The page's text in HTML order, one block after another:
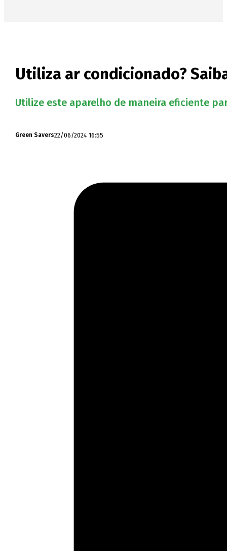
Utiliza ar condicionado?
Utilize este aparelho de maneira eficiente
Green Savers22/06/2024 16:55